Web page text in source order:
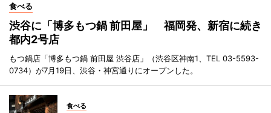
食べる
渋谷に「博多もつ鍋 前田屋」 福岡発、新宿に続き
都内2号店
もつ鍋店「博多もつ鍋 前田屋 渋谷店」（渋谷区神南1、TEL 03-5593-
0734）が7月19日、渋谷・神宮通りにオープンした。
食べる